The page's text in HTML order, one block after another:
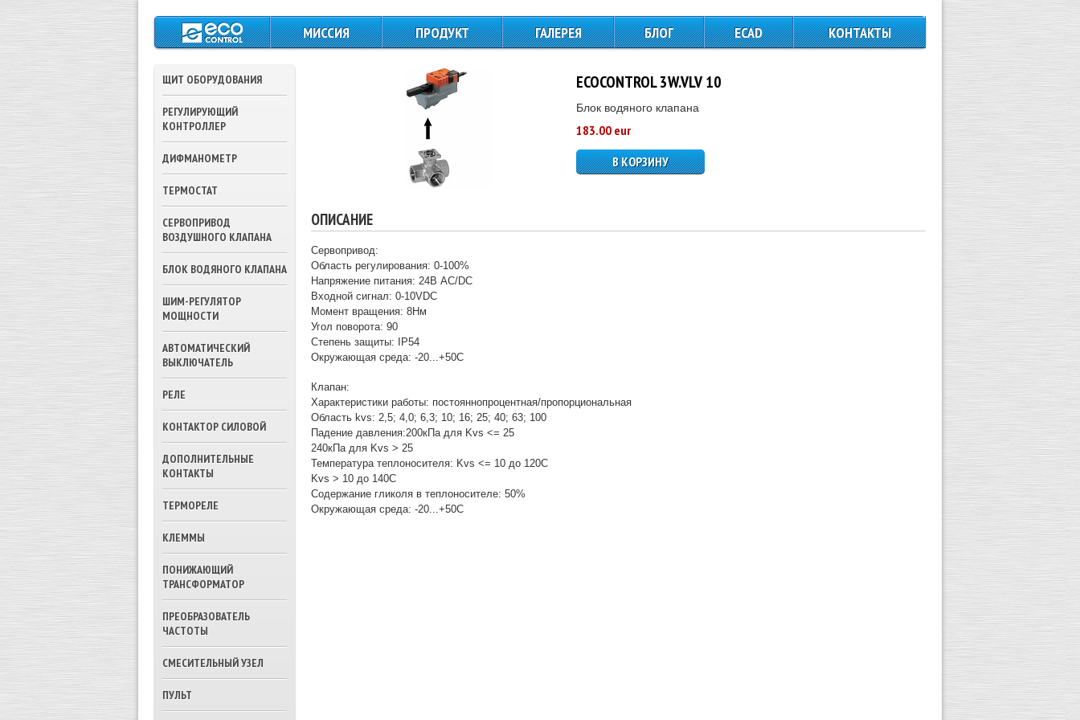
МИССИЯ ПРОДУКТ
ПИТАНИЯ И
УПРАВЛЕНИЯ
КОНТРОЛЛЕРЫ
ДАТЧИКИ
ТЕМПЕРАТУРЫ
ТЕРМОСТАТЫ
ПРИВОДА ВОЗДУШНЫХ
ЗАСЛОНОК
ПРИВОДА
КЛАПАНОВ ВОДЫ
ГАЛЕРЕЯ БЛОГ ECAD КОНТАКТЫ
ЩИТ ОБОРУДОВАНИЯ
РЕГУЛИРУЮЩИЙ
КОНТРОЛЛЕР
ДИФМАНОМЕТР
ТЕРМОСТАТ
СЕРВОПРИВОД
ВОЗДУШНОГО КЛАПАНА
БЛОК ВОДЯНОГО КЛАПАНА
ШИМ-РЕГУЛЯТОР
МОЩНОСТИ
АВТОМАТИЧЕСКИЙ
ВЫКЛЮЧАТЕЛЬ
РЕЛЕ
КОНТАКТОР СИЛОВОЙ
ДОПОЛНИТЕЛЬНЫЕ
КОНТАКТЫ
ТЕРМОРЕЛЕ
КЛЕММЫ
ПОНИЖАЮЩИЙ
ТРАНСФОРМАТОР
ПРЕОБРАЗОВАТЕЛЬ
ЧАСТОТЫ
СМЕСИТЕЛЬНЫЙ УЗЕЛ
ПУЛЬТ
ECOCONTROL 3W.VLV 10
Блок водяного клапана
183.00 eur
В КОРЗИНУ
ОПИСАНИЕ
Сервопривод:
Область регулирования: 0-100%
Напряжение питания: 24В AC/DC
Входной сигнал: 0-10VDC
Момент вращения: 8Нм
Угол поворота: 90
Степень защиты: IP54
Окружающая среда: -20...+50С
Клапан:
Характеристики работы: постояннопроцентная/пропорциональная
Область kvs: 2,5; 4,0; 6,3; 10; 16; 25; 40; 63; 100
Падение давления:200кПа для Kvs <= 25
240кПа для Kvs > 25
Температура теплоносителя: Kvs <= 10 до 120С
Kvs > 10 до 140С
Содержание гликоля в теплоносителе: 50%
Окружающая среда: -20...+50С